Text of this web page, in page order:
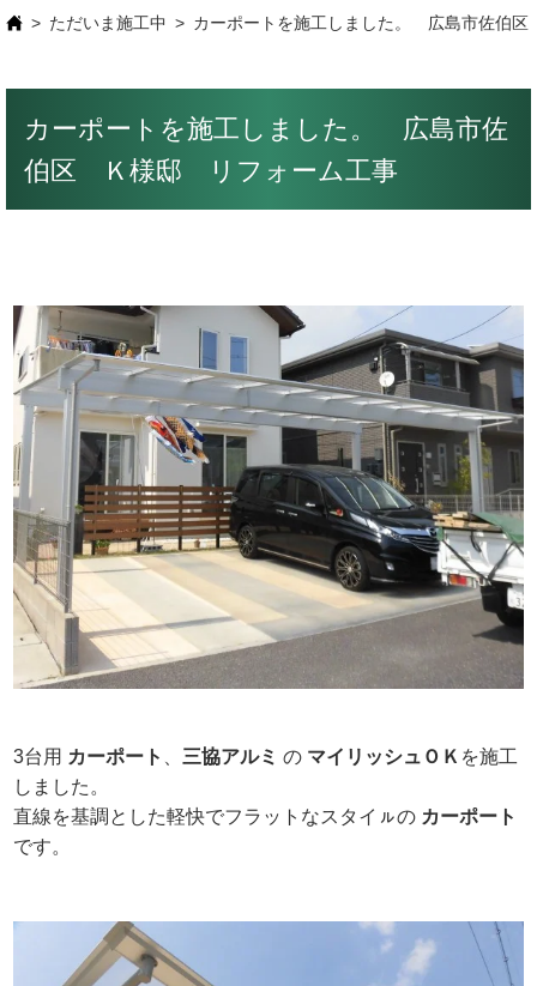
ただいま施工中 カーポートを施工しました。 広島市佐伯
カーポートを施工しました。 広島市佐
伯区 Ｋ様邸 リフォーム工事
3台用 カーポート 三協アルミの マイリッシュＯＫ を施工
しました。
直線を基調とした軽快でフラットなスタイㇽの カーポート
です。